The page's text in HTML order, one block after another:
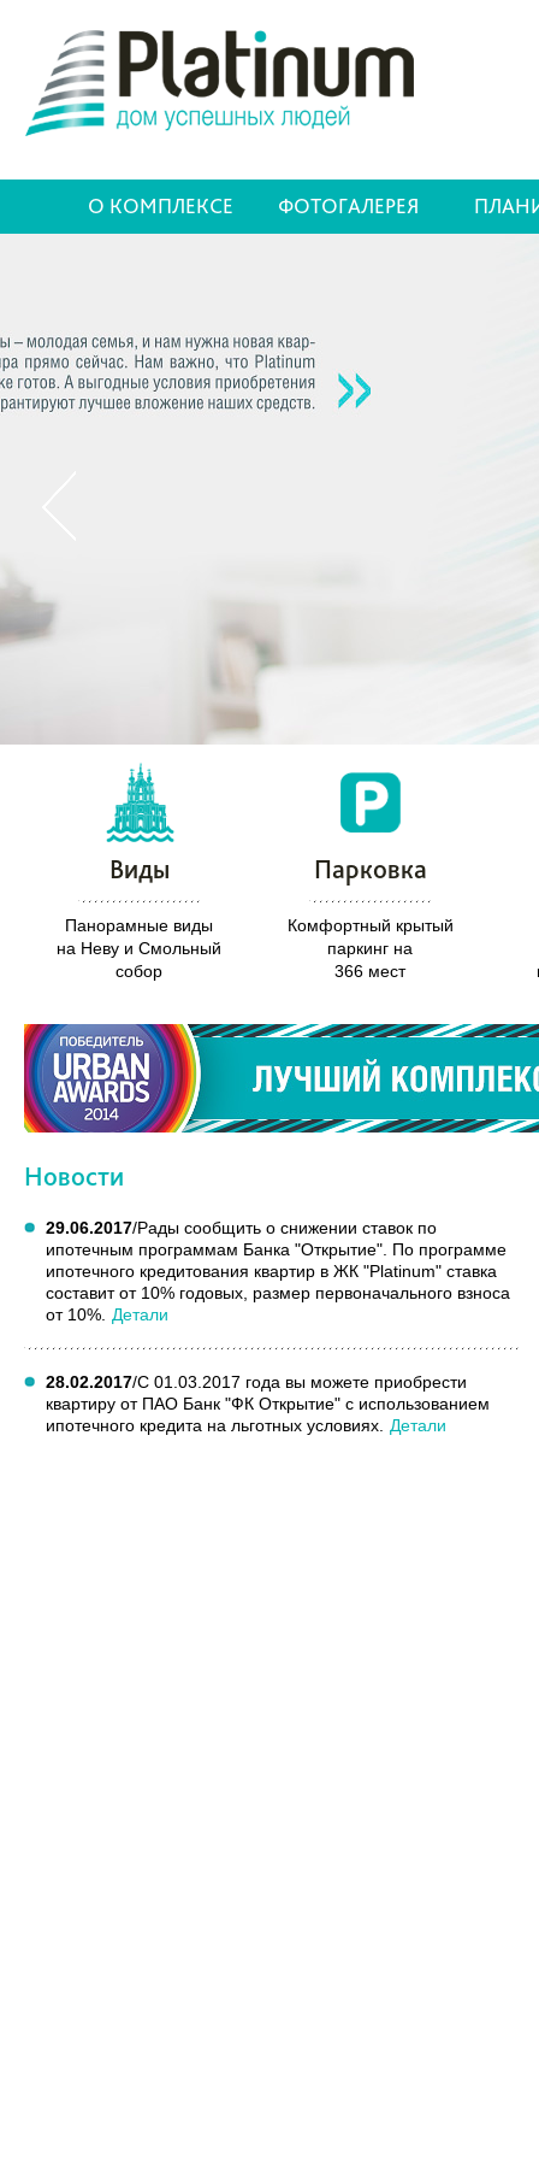
О КОМПЛЕКСЕ ФОТОГАЛЕРЕЯ
Виды
Панорамные виды
на Неву и Смольный
собор
Парковка
Комфортный крытый
паркинг на
366 мест
Новости
29.06.2017/Рады сообщить о снижении ставок по
ипотечным программам Банка "Открытие". По программе
ипотечного кредитования квартир в ЖК "Platinum" ставка
составит от 10% годовых, размер первоначального взноса
от 10%.
Детали
28.02.2017/С 01.03.2017 года вы можете приобрести
квартиру от ПАО Банк "ФК Открытие" с использованием
ипотечного кредита на льготных условиях.
Детали